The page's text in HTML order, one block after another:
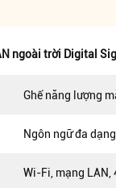
ngoài trời Digital
Ghế năng lượng
Ngôn ngữ đa dạng
Wi-Fi, mạng LAN,